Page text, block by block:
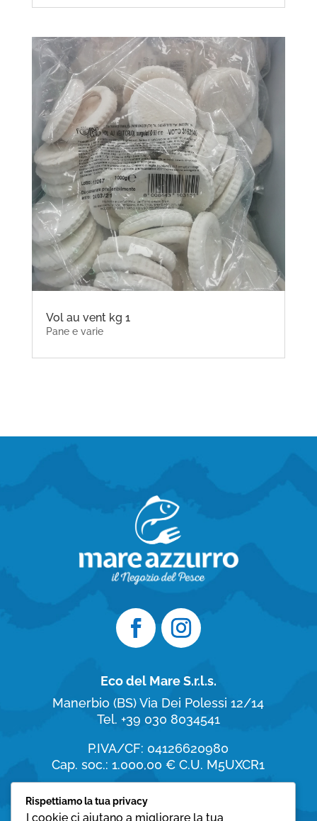
Vol au vent kg 1
Pane e varie
Eco del Mare S.r.l.s.
Manerbio (BS)Via Dei Polessi 12/14
Tel. +39 030 8034541
P.IVA/CF: 04126620980
Cap. soc.: 1.000,00 €C.U. M5UXCR1
Orari di apertura
Rispettiamo la tua privacy
I cookie ci aiutano a migliorare la tua